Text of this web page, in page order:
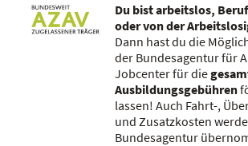
Du bist arbeitslos,
oder von der
Dann hast du die
der Bundesagentur für
Jobcenter für die
Ausbildungsgebühren
lassen! Auch Fahrt-,
und Zusatzkosten
Bundesagentur